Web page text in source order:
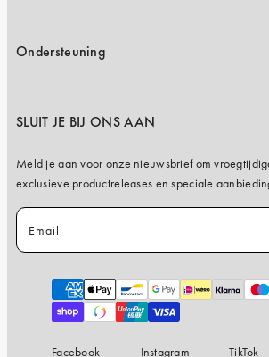
Ondersteuning
SLUIT JE BIJ ONS AAN
Meld je aan voor onze nieuwsbrief om
exclusieve productreleases en speciale
Email
Payment
methods
Facebook Instagram TikTok